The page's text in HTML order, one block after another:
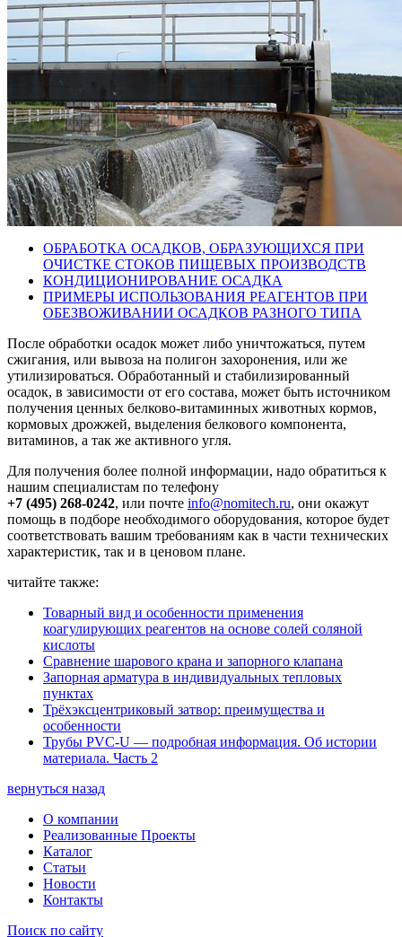
ОБРАБОТКА ОСАДКОВ, ОБРАЗУЮЩИХСЯ ПРИ
ОЧИСТКЕ СТОКОВ ПИЩЕВЫХ ПРОИЗВОДСТВ
КОНДИЦИОНИРОВАНИЕ ОСАДКА
ПРИМЕРЫ ИСПОЛЬЗОВАНИЯ РЕАГЕНТОВ ПРИ
ОБЕЗВОЖИВАНИИ ОСАДКОВ РАЗНОГО ТИПА
После обработки осадок может либо уничтожаться, путем
сжигания, или вывоза на полигон захоронения, или же
утилизироваться. Обработанный и стабилизированный
осадок, в зависимости от его состава, может быть источником
получения ценных белково-витаминных животных кормов,
кормовых дрожжей, выделения белкового компонента,
витаминов, а так же активного угля.
Для получения более полной информации, надо обратиться к
нашим специалистам по телефону
+7 (495) 268-0242, или почте info@nomitech.ru, они окажут
помощь в подборе необходимого оборудования, которое будет
соответствовать вашим требованиям как в части технических
характеристик, так и в ценовом плане.
читайте также:
Товарный вид и особенности применения
коагулирующих реагентов на основе солей соляной
кислоты
Сравнение шарового крана и запорного клапана
Запорная арматура в индивидуальных тепловых
пунктах
Трёхэксцентриковый затвор: преимущества и
особенности
Трубы PVC-U — подробная информация. Об истории
материала. Часть 2
вернуться назад
О компании
Реализованные Проекты
Каталог
Статьи
Новости
Контакты
Поиск по сайту